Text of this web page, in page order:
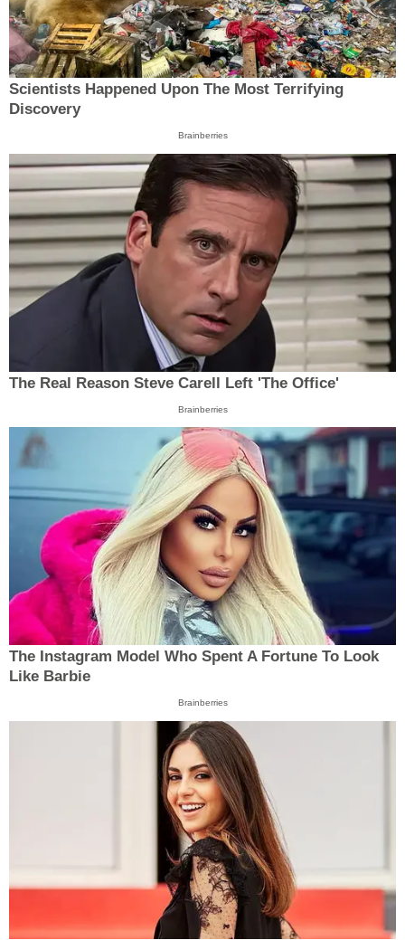
Scientists Happened Upon The Most Terrifying
Discovery
Brainberries
The Real Reason Steve Carell Left 'The Office'
Brainberries
The Instagram Model Who Spent A Fortune To Look
Like Barbie
Brainberries